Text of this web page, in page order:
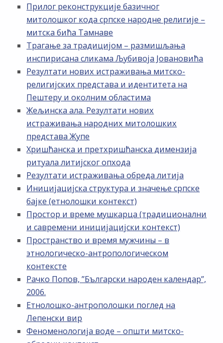
Прилог реконструкције базичног
митолошког кода српске народне религије –
митска бића Тамнаве
Трагање за традицијом – размишљања
инспирисана сликама Љубивоја Јовановића
Резултати нових истраживања митско-
религијских представа и идентитета на
Пештеру и околним областима
Жељинска ала. Резултати нових
истраживања народних митолошких
представа Жупе
Хришћанска и претхришћанска димензија
ритуала литијског опхода
Резултати истраживања обреда литија
Иницијацијска структура и значење српске
бајке (етнолошки контекст)
Простор и време мушкарца (традиционални
и савремени иницијацијски контекст)
Пространство и время мужчины – в
этнологическо-антропологическом
контексте
Рачко Попов, ”Български народен календар”,
2006.
Етнолошко-антрополошки поглед на
Лепенски вир
Феноменологија воде – општи митско-